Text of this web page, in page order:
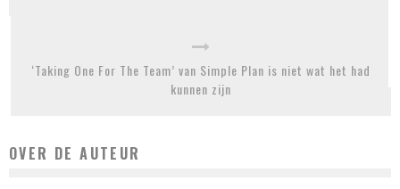
‘Taking One For The Team’ van Simple Plan is niet wat het had
kunnen zijn
OVER DE AUTEUR